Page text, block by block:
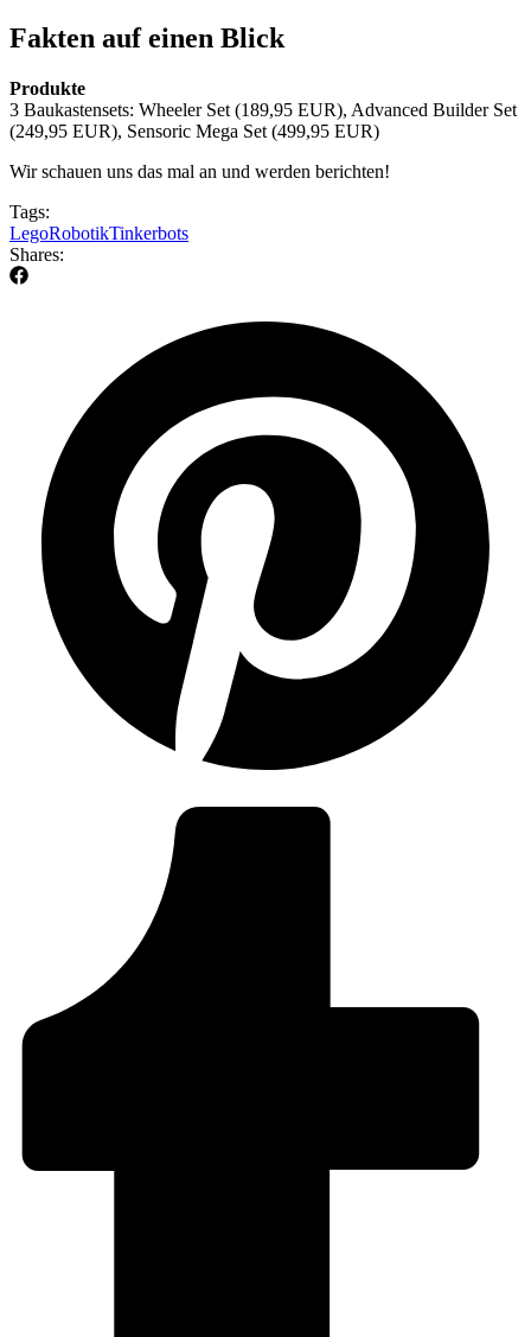
Fakten auf einen Blick
Produkte
3 Baukastensets: Wheeler Set (189,95 EUR), Advanced Builder Set
(249,95 EUR), Sensoric Mega Set (499,95 EUR)
Wir schauen uns das mal an und werden berichten!
Tags:
LegoRobotikTinkerbots
Shares: